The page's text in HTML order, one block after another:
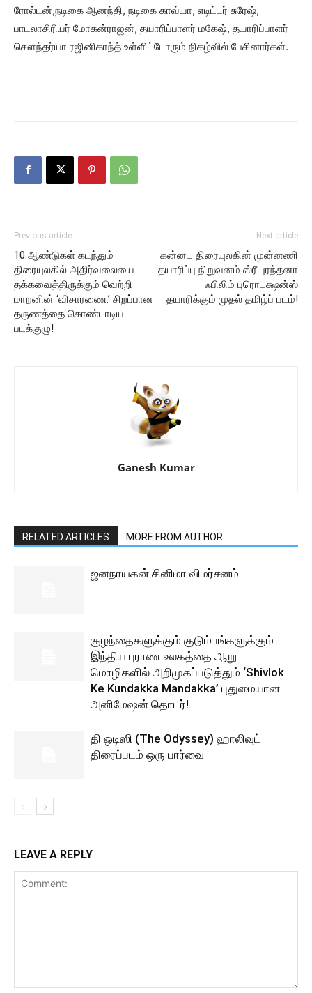
ரோல்டன்,நடிகை ஆனந்தி, நடிகை காவ்யா, எடிட்டர் சுரேஷ்,
பாடலாசிரியர் மோகன்ராஜன், தயாரிப்பாளர் மகேஷ், தயாரிப்பாளர்
சௌந்தர்யா ரஜினிகாந்த் உள்ளிட்டோரும் நிகழ்வில் பேசினார்கள்.
Previous article
10 ஆண்டுகள் கடந்தும்
திரையுலகில் அதிர்வலையை
தக்கவைத்திருக்கும் வெற்றி
மாறனின் ‘விசாரணை.’ சிறப்பான
தருணத்தை கொண்டாடிய
படக்குழு!
Next article
கன்னட திரையுலகின் முன்னணி
தயாரிப்பு நிறுவனம் ஸ்ரீ புரந்தனா
ஃபிலிம் புரொடக்ஷன்ஸ்
தயாரிக்கும் முதல் தமிழ்ப் படம்!
Ganesh Kumar
RELATED ARTICLES MORE FROM AUTHOR
ஜனநாயகன் சினிமா விமர்சனம்
குழந்தைகளுக்கும் குடும்பங்களுக்கும்
இந்திய புராண உலகத்தை ஆறு
மொழிகளில் அறிமுகப்படுத்தும் ‘Shivlok
Ke Kundakka Mandakka’ புதுமையான
அனிமேஷன் தொடர்!
தி ஒடிஸி (The Odyssey) ஹாலிவுட்
திரைப்படம் ஒரு பார்வை
LEAVE A REPLY